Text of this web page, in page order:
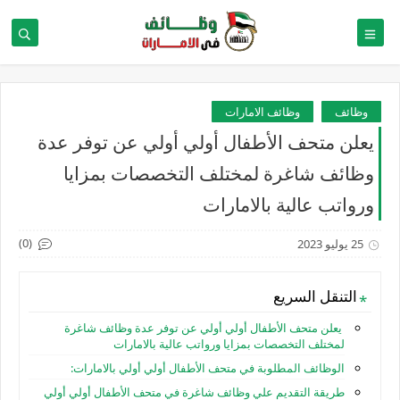
وظائف وظائف الامارات
يعلن متحف الأطفال أولي أولي عن توفر عدة
وظائف شاغرة لمختلف التخصصات بمزايا
ورواتب عالية بالامارات
25 يوليو 2023 (0)
التنقل السريع
يعلن متحف الأطفال أولي أولي عن توفر عدة وظائف شاغرة
لمختلف التخصصات بمزايا ورواتب عالية بالامارات
الوظائف المطلوبة في متحف الأطفال أولي أولي بالامارات:
طريقة التقديم علي وظائف شاغرة في متحف الأطفال أولي أولي